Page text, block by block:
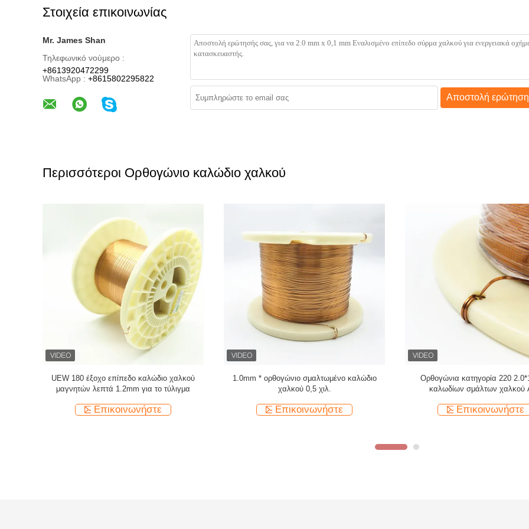
Στοιχεία επικοινωνίας
Mr. James Shan
Τηλεφωνικό νούμερο :
+8613920472299
WhatsApp : +8615802295822
Αποστολή
Περισσότεροι Ορθογώνιο καλώδιο χαλκού
UEWH Υπερ λεπτές 1,5 mmx0,1 mm
ορθογώνιες σμιλεμένες σχοινίτες χαλκού για
Επικοινωνήστε
Προσαρμοσμένο υψηλής ποιότητας επίπεδο
σφραγισμένο σύρμα χαλκού ορθογώνιο σύρμα
Επικοινωνήστε
0.1mm Υπερτελής σφραγισμένη
επίπεδη μαγνήτης
Επικοινωνήστε